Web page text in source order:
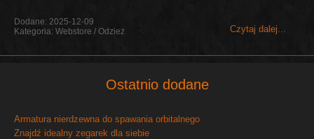
Czytaj dalej...
Dodane: 2025-12-09
Kategoria: Webstore / Odzież
Ostatnio dodane
Armatura nierdzewna do spawania orbitalnego
Znajdź idealny zegarek dla siebie